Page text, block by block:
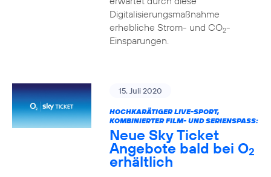
Digitalisierungsmaßnahme
erhebliche Strom- und CO2-
Einsparungen.
15. Juli 2020
HOCHKARÄTIGER LIVE-SPORT,
KOMBINIERTER FILM- UND SERIENSPASS:
Neue Sky Ticket
Angebote bald bei O2
erhältlich